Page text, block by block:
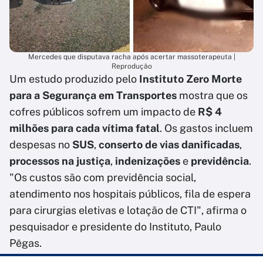
Mercedes que disputava racha após acertar massoterapeuta |
Reprodução
Um estudo produzido pelo Instituto Zero Morte
para a Segurança em Transportes mostra que os
cofres públicos sofrem um impacto de R$ 4
milhões para cada vítima fatal. Os gastos incluem
despesas no SUS, conserto de vias danificadas,
processos na justiça, indenizações e previdência.
"Os custos são com previdência social,
atendimento nos hospitais públicos, fila de espera
para cirurgias eletivas e lotação de CTI", afirma o
pesquisador e presidente do Instituto, Paulo
Pêgas.